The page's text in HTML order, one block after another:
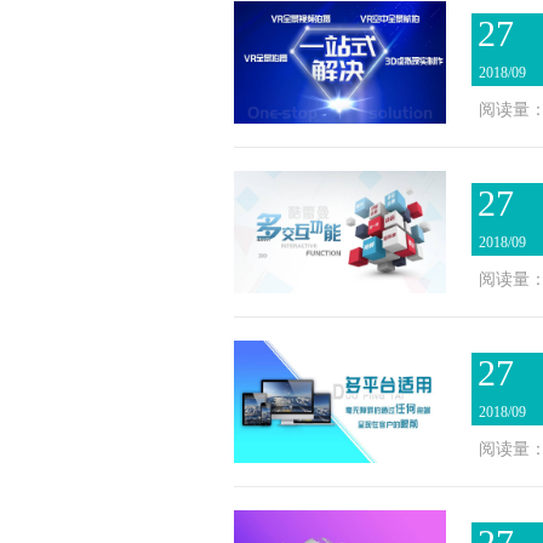
阅读量
27
2018/09
阅读量
27
2018/09
阅读量
27
2018/09